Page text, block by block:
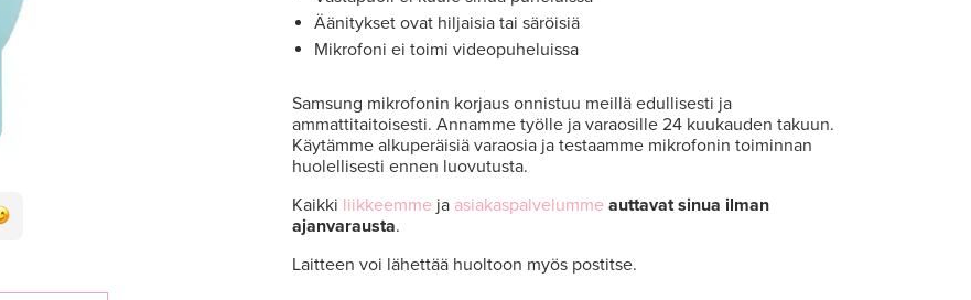
Äänitykset ovat hiljaisia tai säröisiä
Mikrofoni ei toimi videopuheluissa
Samsung mikrofonin korjaus onnistuu meillä edullisesti ja
ammattitaitoisesti. Annamme työlle ja varaosille 24 kuukauden takuun.
Käytämme alkuperäisiä varaosia ja testaamme mikrofonin toiminnan
huolellisesti ennen luovutusta.
Kaikki liikkeemme ja asiakaspalvelumme auttavat sinua ilman
ajanvarausta.
Laitteen voi lähettää huoltoon myös postitse.